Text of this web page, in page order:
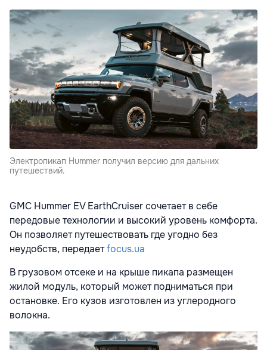
Электропикап Hummer получил версию для дальних
путешествий.
GMC Hummer EV EarthCruiser сочетает в себе
передовые технологии и высокий уровень комфорта.
Он позволяет путешествовать где угодно без
неудобств, передаетfocus.ua
В грузовом отсеке и на крыше пикапа размещен
жилой модуль, который может подниматься при
остановке. Его кузов изготовлен из углеродного
волокна.